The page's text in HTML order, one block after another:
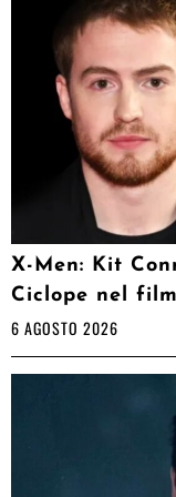
X-Men: Kit
Ciclope nel
6 AGOSTO 2026